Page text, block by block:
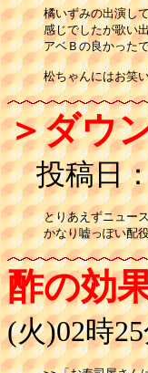
橘いずみの出演し
感じでしたが歌い
アベＢの良かった
＞ダウ
投稿日：
とりあえずニュー
かなり嘘っぽい配
酢の効
(火)02時